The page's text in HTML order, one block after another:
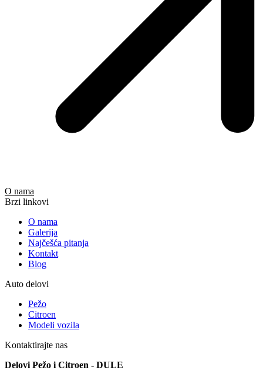
O nama
Brzi linkovi
O nama
Galerija
Najčešća pitanja
Kontakt
Blog
Auto delovi
Pežo
Citroen
Modeli vozila
Kontaktirajte nas
Delovi Pežo i Citroen - DULE